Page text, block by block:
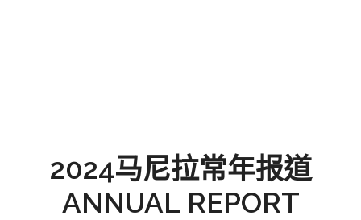
2024马尼拉常年报道
ANNUAL REPORT